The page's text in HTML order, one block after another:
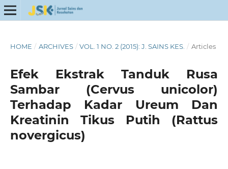
HOME / ARCHIVES / VOL. 1 NO. 2 (2015): J. SAINS KES. / Articles
Efek Ekstrak Tanduk Rusa
Sambar (Cervus unicolor)
Terhadap Kadar Ureum Dan
Kreatinin Tikus Putih (Rattus
novergicus)